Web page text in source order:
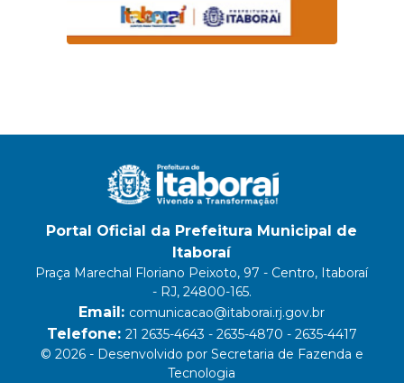
Portal Oficial da Prefeitura Municipal de
Itaboraí
Praça Marechal Floriano Peixoto, 97 - Centro, Itaboraí
- RJ, 24800-165.
Email: comunicacao@itaborai.rj.gov.br
Telefone: 21 2635-4643 - 2635-4870 - 2635-4417
© 2026 - Desenvolvido por Secretaria de Fazenda e
Tecnologia